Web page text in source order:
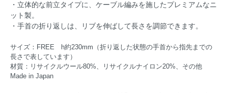
・立体的な前立タイプに、ケーブル編みを施したプレミアムなニ
ット製。
・手首の折り返しは、リブを伸ばして長さを調節できます。
サイズ：FREE h約230mm（折り返した状態の手首から指先までの
長さで表しています）
材質：リサイクルウール80%、リサイクルナイロン20%、その他
Made in Japan